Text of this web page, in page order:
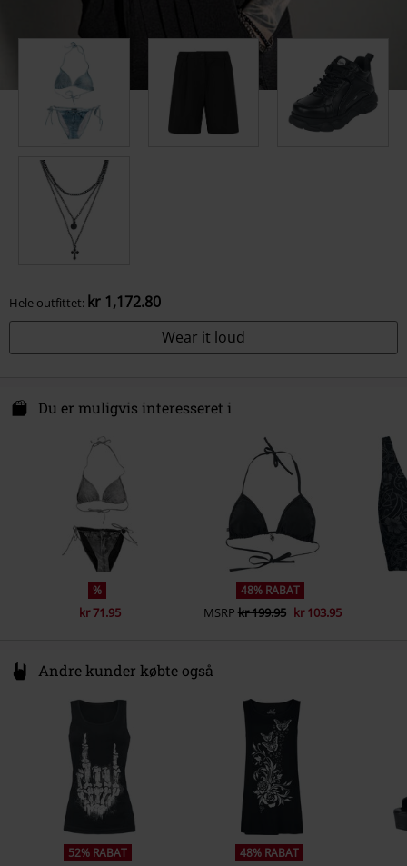
Hele outfittet: kr 1,172.80
Wear it loud
Du er muligvis interesseret i
%
kr 71.95
48% RABAT
MSRP kr 199.95 kr 103.95
Andre kunder købte også
52% RABAT 48% RABAT